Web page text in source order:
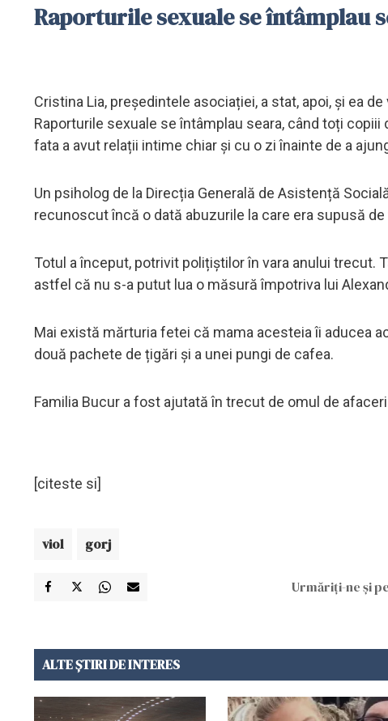
Raporturile sexuale se întâmplau
Cristina Lia, președintele asociației, a stat, apoi, și ea
Raporturile sexuale se întâmplau seara, când toți
fata a avut relații intime chiar și cu o zi înainte de a
Un psiholog de la Direcția Generală de Asistență
recunoscut încă o dată abuzurile la care era supusă de
Totul a început, potrivit polițiștilor în vara anului
astfel că nu s-a putut lua o măsură împotriva lui
Mai există mărturia fetei că mama acesteia îi aducea
două pachete de țigări și a unei pungi de cafea.
Familia Bucur a fost ajutată în trecut de omul de
[citeste si]
viol gorj
Urmăriți-ne și pe
ALTE ȘTIRI DE INTERES